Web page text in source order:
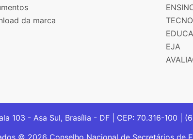
da marca
EJA
103 - Asa Sul, Brasília - DF | CEP: 70.316-100 |